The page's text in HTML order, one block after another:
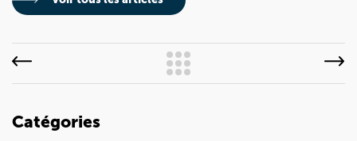
Catégories